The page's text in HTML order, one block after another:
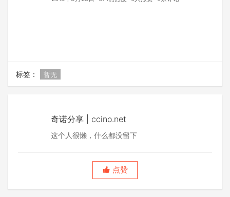
标签： 暂无
奇诺分享 | ccino.net
这个人很懒，什么都没留下
点赞